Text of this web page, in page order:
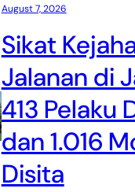
August 7, 2026
Sikat
Jalanan di
413 Pelaku
dan 1.016
Disita